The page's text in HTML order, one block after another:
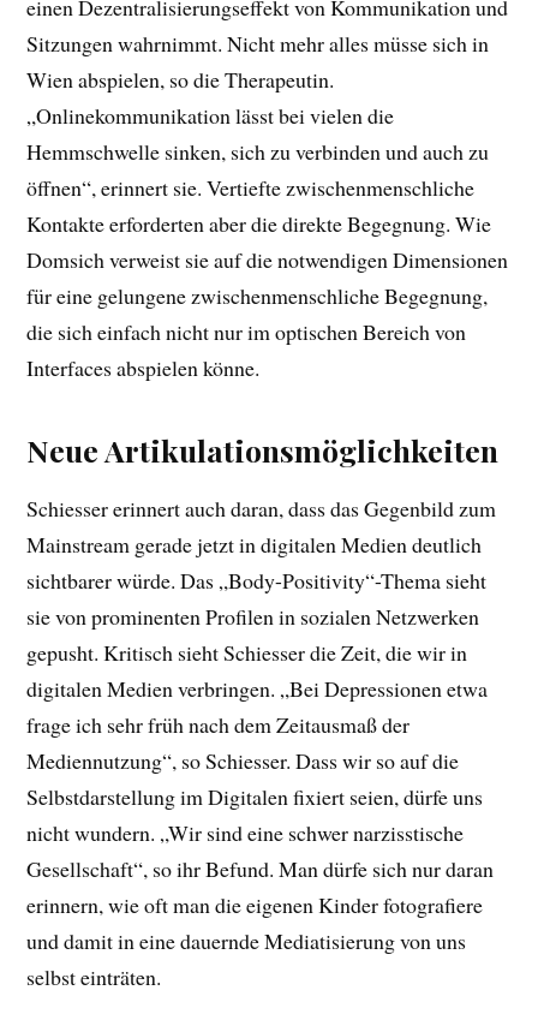
einen Dezentralisierungseffekt von Kommunikation und
Sitzungen wahrnimmt. Nicht mehr alles müsse sich in
Wien abspielen, so die Therapeutin.
„Onlinekommunikation lässt bei vielen die
Hemmschwelle sinken, sich zu verbinden und auch zu
öffnen“, erinnert sie. Vertiefte zwischenmenschliche
Kontakte erforderten aber die direkte Begegnung. Wie
Domsich verweist sie auf die notwendigen Dimensionen
für eine gelungene zwischenmenschliche Begegnung,
die sich einfach nicht nur im optischen Bereich von
Interfaces abspielen könne.
Neue Artikulationsmöglichkeiten
Schiesser erinnert auch daran, dass das Gegenbild zum
Mainstream gerade jetzt in digitalen Medien deutlich
sichtbarer würde. Das „Body-Positivity“-Thema sieht
sie von prominenten Profilen in sozialen Netzwerken
gepusht. Kritisch sieht Schiesser die Zeit, die wir in
digitalen Medien verbringen. „Bei Depressionen etwa
frage ich sehr früh nach dem Zeitausmaß der
Mediennutzung“, so Schiesser. Dass wir so auf die
Selbstdarstellung im Digitalen fixiert seien, dürfe uns
nicht wundern. „Wir sind eine schwer narzisstische
Gesellschaft“, so ihr Befund. Man dürfe sich nur daran
erinnern, wie oft man die eigenen Kinder fotografiere
und damit in eine dauernde Mediatisierung von uns
selbst einträten.